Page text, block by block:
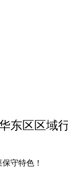
东区区域
守特色！